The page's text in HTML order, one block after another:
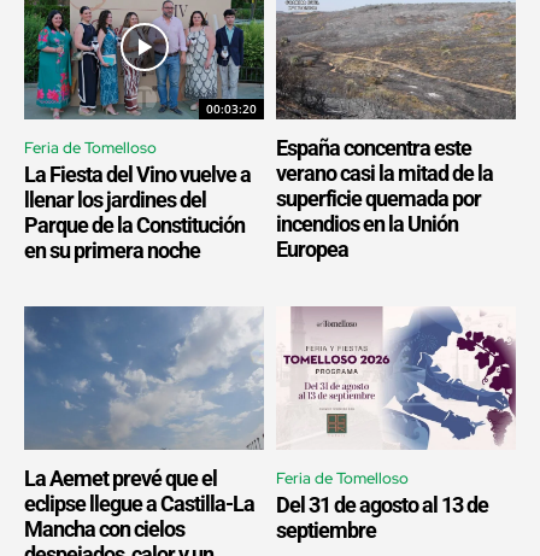
00:03:20
Feria de Tomelloso
La Fiesta del Vino vuelve a
llenar los jardines del
Parque de la Constitución
en su primera noche
España concentra este
verano casi la mitad de la
superficie quemada por
incendios en la Unión
Europea
La Aemet prevé que el
eclipse llegue a Castilla-La
Mancha con cielos
Feria de Tomelloso
Del 31 de agosto al 13 de
septiembre